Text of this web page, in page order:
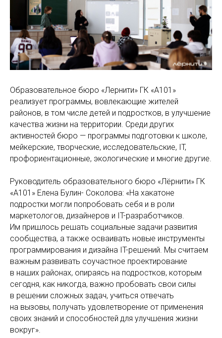
Образовательное бюро «Лернити» ГК «А101»
реализует программы, вовлекающие жителей
районов, в том числе детей и подростков, в улучшение
качества жизни на территории. Среди других
активностей бюро — программы подготовки к школе,
мейкерские, творческие, исследовательские, IT,
профориентационные, экологические и многие другие.
Руководитель образовательного бюро «Лёрнити» ГК
«А101» Елена Булин- Соколова: «На хакатоне
подростки могли попробовать себя и в роли
маркетологов, дизайнеров и IT-разработчиков.
Им пришлось решать социальные задачи развития
сообщества, а также осваивать новые инструменты
программирования и дизайна IT-решений. Мы считаем
важным развивать соучастное проектирование
в наших районах, опираясь на подростков, которым
сегодня, как никогда, важно пробовать свои силы
в решении сложных задач, учиться отвечать
на вызовы, получать удовлетворение от применения
своих знаний и способностей для улучшения жизни
вокруг».